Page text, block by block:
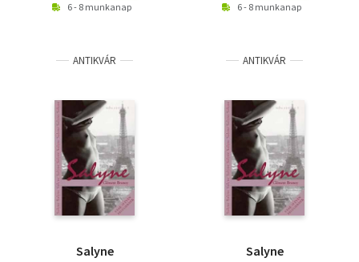
6 - 8 munkanap 6 - 8 munkanap
ANTIKVÁR
Salyne
ANTIKVÁR
Salyne